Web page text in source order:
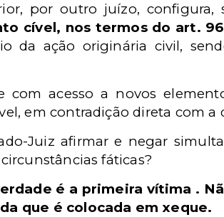
por outro juízo, configura,
cível, nos termos do art.
da ação originária civil,
acesso a novos
em contradição direta com a
Juiz afirmar e negar
fáticas?
é a primeira vítima .
que é colocada em xeque.